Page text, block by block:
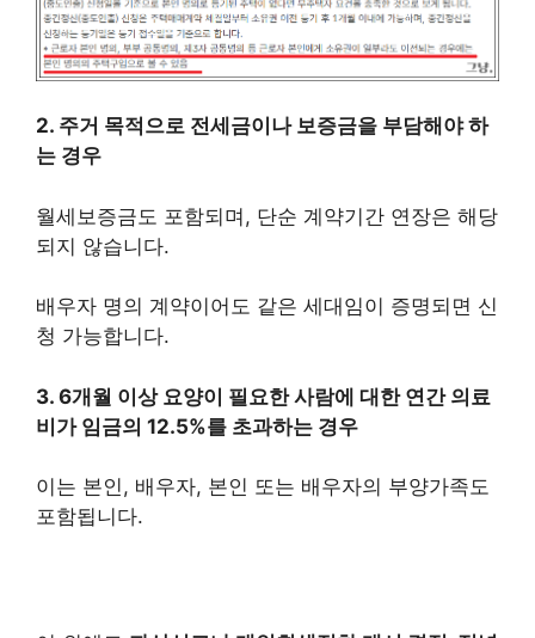
2. 주거 목적으로 전세금이나 보증금을 부담해야 하
는 경우
월세보증금도 포함되며, 단순 계약기간 연장은 해당
되지 않습니다.
배우자 명의 계약이어도 같은 세대임이 증명되면 신
청 가능합니다.
3. 6개월 이상 요양이 필요한 사람에 대한 연간 의료
비가 임금의 12.5%를 초과하는 경우
이는 본인, 배우자, 본인 또는 배우자의 부양가족도
포함됩니다.